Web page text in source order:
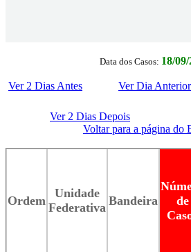
Data dos Casos: 18/
Ver 2 Dias Antes Ver Dia Anterior
Ver 2 Dias Depois
Voltar para a página do
Ordem
Unidade
Federativa Bandeira
de